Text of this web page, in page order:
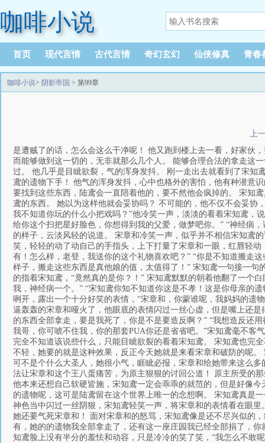
咖啡小说
首页 现代言情 古代言情 奇幻玄幻 仙侠修真 青春
咖啡小说> 阴影帝国 > 第99章
上
是遭贼了的话，怎么会这么干净呢！ 他又跑到楼上去一看，好家伙
而能够做到这一切的，无非就那么几个人。 能够合理合法的拿走这
过。 他几乎是目眦欲裂，气的浑身发抖。 刚一走出去就看到了宋
鸢的遗物下手！ 他气的浑身发抖，心中也格外的害怕，他有种潜意
要找到这些东西，陆鸢会一直陪着他的，要不然他会疯掉的。 宋知
鸢的东西。 她以为这样他就会妥协吗？ 不可能的，他不仅不会妥协
我不知道你玩的什么小把戏吗？”他冷笑一声，淡淡的看着宋知鸢，
给你这个扫把星好脸色，你想得到我的父爱，做梦吧你。” “神经病
的样子，云淡风轻的说道。 宋章和冷笑一声，似乎并不相信宋知鸢
笑，轻轻的动了动自己的手指头，上下打量了宋章和一眼，红唇轻
有！怎么样，老登，我送你的这个礼物喜欢吧？” “你是不知道搬走
样子，搬走这些东西是真他娘的值，太值得了！” 宋知鸢一句接一
的指着宋知鸢，“竟然真的是你？！” 宋知鸢默默的朝着他翻了一个
我，神经病一个。” “宋知鸢你知不知道你这是不孝！这是你母亲的
咧开，露出一个十分好笑的表情，“宋章和，你蒙谁呢，我妈妈的遗
逼轰轰的宋章和哑火了，他眼底的表情闪过一丝心虚，但是嘴上还
的东西全部拿走，要是我死了，你是不是要造反啊？” “我想造反还
我哥，你可唬不住我，你的那套PUA你还是省省吧。”宋知鸢毫不客
完全不知道该说些什么，只能目眦欲裂的看着宋知鸢。 宋知鸢也完
不轻，她要的就是这种效果，反正今天她就是来看宋章和破防的呢
可不是个什么大圣人，她很小气，睚眦必报，宋章和给她带来这么
法让宋章和这个王八蛋痛苦，为原主狠狠的讨回公道！ 原主所受的
他本来还想自己软硬皆施，宋知鸢一定会乖乖的就范的，但是好像
的遗物呢，这可是陆鸢留在这个世界上唯一的念想啊。 宋知鸢真是
神色当中闪过一丝阴狠，宋知鸢轻笑一声，将宋章和的表情看在眼
她还要气死宋章和！ 面对宋章和的怒骂，宋知鸢像是还不尽兴似的
有，她的的遗物我全部拿走了，还有这一座庄园我已经全部捐了，
知鸢脸上没有半分的羞怯和动容，只是冷冷的笑了笑，“我怎么不敢